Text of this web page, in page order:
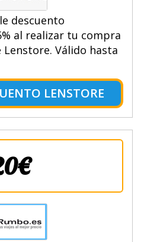
descuento
al realizar tu compra
Válido hasta
LENSTORE